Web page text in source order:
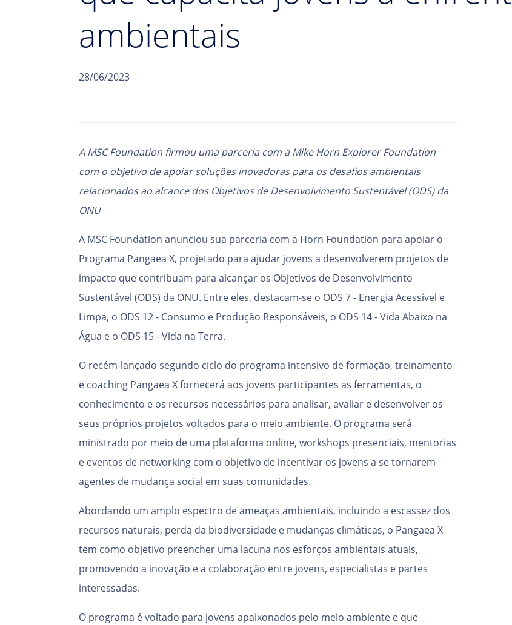
ambientais
28/06/2023
A MSC Foundation firmou uma parceria com a Mike Horn Explorer Foundation
com o objetivo de apoiar soluções inovadoras para os desafios ambientais
relacionados ao alcance dos Objetivos de Desenvolvimento Sustentável (ODS) da
ONU
A MSC Foundation anunciou sua parceria com a Horn Foundation para apoiar o
Programa Pangaea X, projetado para ajudar jovens a desenvolverem projetos de
impacto que contribuam para alcançar os Objetivos de Desenvolvimento
Sustentável (ODS) da ONU. Entre eles, destacam-se o ODS 7 - Energia Acessível e
Limpa, o ODS 12 - Consumo e Produção Responsáveis, o ODS 14 - Vida Abaixo na
Água e o ODS 15 - Vida na Terra.
O recém-lançado segundo ciclo do programa intensivo de formação, treinamento
e coaching Pangaea X fornecerá aos jovens participantes as ferramentas, o
conhecimento e os recursos necessários para analisar, avaliar e desenvolver os
seus próprios projetos voltados para o meio ambiente. O programa será
ministrado por meio de uma plataforma online, workshops presenciais, mentorias
e eventos de networking com o objetivo de incentivar os jovens a se tornarem
agentes de mudança social em suas comunidades.
Abordando um amplo espectro de ameaças ambientais, incluindo a escassez dos
recursos naturais, perda da biodiversidade e mudanças climáticas, o Pangaea X
tem como objetivo preencher uma lacuna nos esforços ambientais atuais,
promovendo a inovação e a colaboração entre jovens, especialistas e partes
interessadas.
O programa é voltado para jovens apaixonados pelo meio ambiente e que